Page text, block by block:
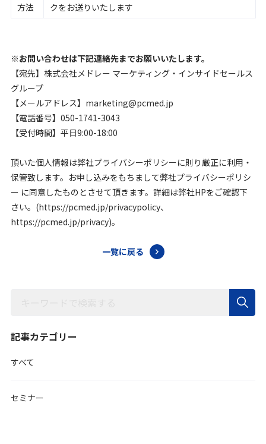
方法
クをお送りいたします
※お問い合わせは下記連絡先までお願いいたします。
【宛先】株式会社メドレー マーケティング・インサイドセールス
グループ
【メールアドレス】marketing@pcmed.jp
【電話番号】050-1741-3043
【受付時間】平日9:00-18:00
頂いた個人情報は弊社プライバシーポリシーに則り厳正に利用・
保管致します。お申し込みをもちまして弊社プライバシーポリシ
ー に同意したものとさせて頂きます。詳細は弊社HPをご確認下
さい。(https://pcmed.jp/privacypolicy、
https://pcmed.jp/privacy)。
一覧に戻る
記事カテゴリー
すべて
セミナー